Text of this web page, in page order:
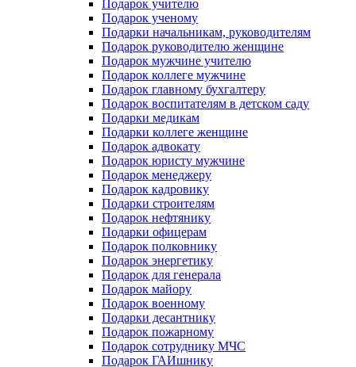
Подарок учителю
Подарок ученому
Подарки начальникам, руководителям
Подарок руководителю женщине
Подарок мужчине учителю
Подарок коллеге мужчине
Подарок главному бухгалтеру
Подарок воспитателям в детском саду
Подарки медикам
Подарки коллеге женщине
Подарок адвокату
Подарок юристу мужчине
Подарок менеджеру
Подарок кадровику
Подарки строителям
Подарок нефтянику
Подарки офицерам
Подарок полковнику
Подарок энергетику
Подарок для генерала
Подарок майору
Подарок военному
Подарки десантнику
Подарок пожарному
Подарок сотруднику МЧС
Подарок ГАИшнику